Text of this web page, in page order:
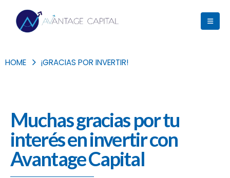
HOME ¡GRACIAS POR INVERTIR!
Muchas gracias por tu
interés en invertir con
Avantage Capital